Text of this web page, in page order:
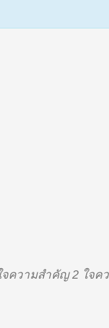
จความสำคัญ 2 ใจค